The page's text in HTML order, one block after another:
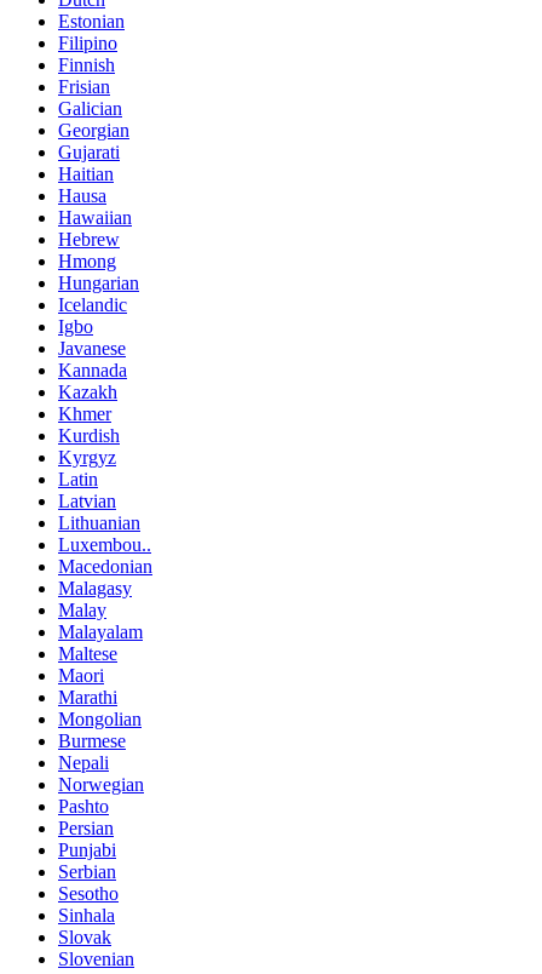
Estonian
Filipino
Finnish
Frisian
Galician
Georgian
Gujarati
Haitian
Hausa
Hawaiian
Hebrew
Hmong
Hungarian
Icelandic
Igbo
Javanese
Kannada
Kazakh
Khmer
Kurdish
Kyrgyz
Latin
Latvian
Lithuanian
Luxembou..
Macedonian
Malagasy
Malay
Malayalam
Maltese
Maori
Marathi
Mongolian
Burmese
Nepali
Norwegian
Pashto
Persian
Punjabi
Serbian
Sesotho
Sinhala
Slovak
Slovenian